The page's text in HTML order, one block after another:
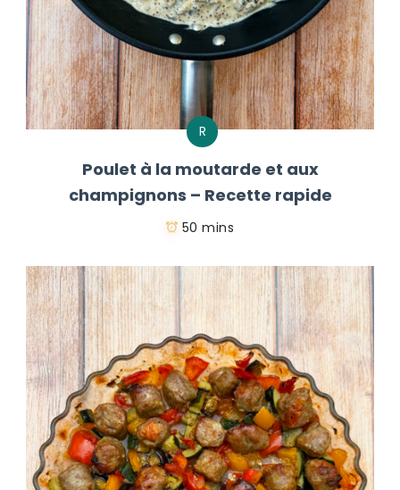
R
Poulet à la moutarde et aux
champignons – Recette rapide
50 mins